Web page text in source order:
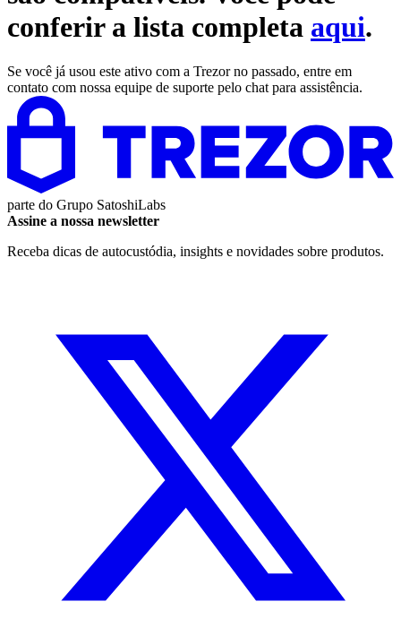
conferir a lista completa aqui.
Se você já usou este ativo com a Trezor no passado, entre em
contato com nossa equipe de suporte pelo chat para assistência.
parte do Grupo SatoshiLabs
Assine a nossa newsletter
Receba dicas de autocustódia, insights e novidades sobre produtos.